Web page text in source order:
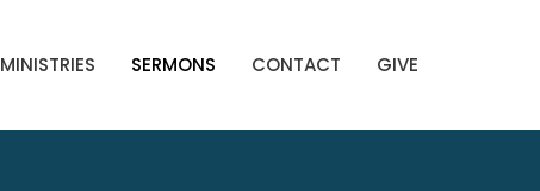
MINISTRIES SERMONS CONTACT GIVE